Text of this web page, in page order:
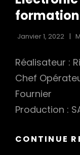
formation
Janvier 1, 2022
Réalisateur :
Chef
Fournier
Production :
CONTINUE